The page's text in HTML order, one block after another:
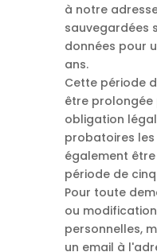
à notre
sauvegardées
données pour
ans.
Cette période
être prolongée
obligation
probatoires
également
période de
Pour toute
ou
personnelles,
un email à